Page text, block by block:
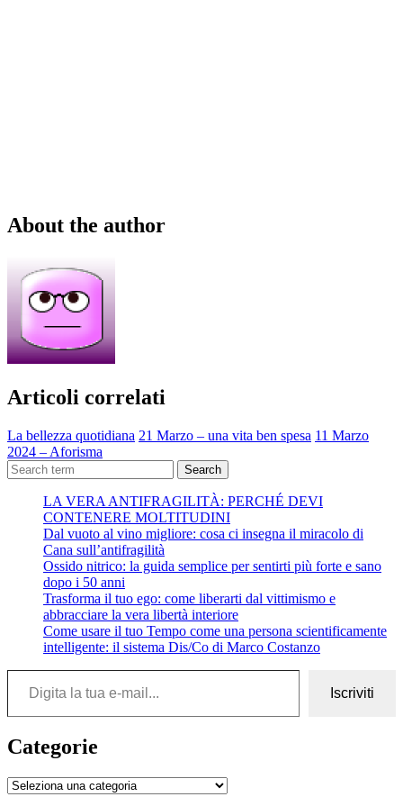
About the author
Articoli correlati
La bellezza quotidiana 21 Marzo – una vita ben spesa 11 Marzo
2024 – Aforisma
Search
LA VERA ANTIFRAGILITÀ: PERCHÉ DEVI
CONTENERE MOLTITUDINI
Dal vuoto al vino migliore: cosa ci insegna il miracolo di
Cana sull’antifragilità
Ossido nitrico: la guida semplice per sentirti più forte e sano
dopo i 50 anni
Trasforma il tuo ego: come liberarti dal vittimismo e
abbracciare la vera libertà interiore
Come usare il tuo Tempo come una persona scientificamente
intelligente: il sistema Dis/Co di Marco Costanzo
Digita la tua e-mail...
Iscriviti
Categorie
Categorie